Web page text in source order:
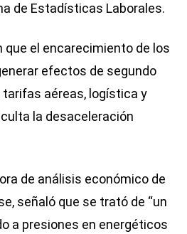
de Estadísticas Laborales.
el encarecimiento de los
efectos de segundo
aéreas, logística y
la desaceleración
de análisis económico de
señaló que se trató de “un
a presiones en energéticos